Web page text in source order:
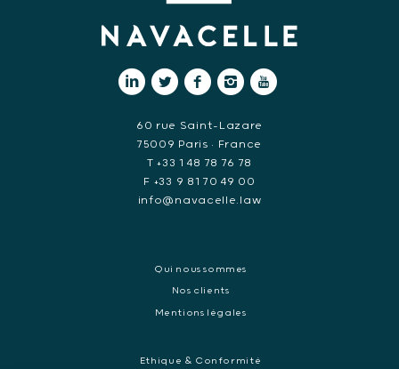
60 rue Saint-Lazare
75009 Paris • France
T +33 1 48 78 76 78
F +33 9 81 70 49 00
info@navacelle.law
Qui nous sommes
Nos clients
Mentions légales
Ethique & Conformité